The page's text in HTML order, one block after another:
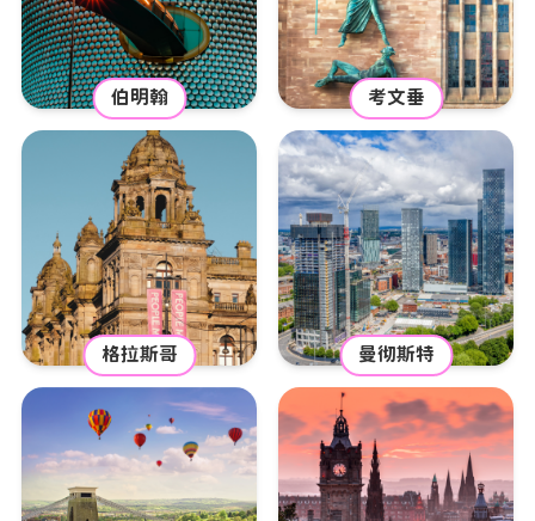
伯明翰 考文垂
格拉斯哥 曼彻斯特